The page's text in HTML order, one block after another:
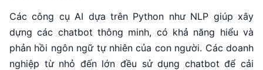
Các công cụ AI dựa trên Python như NLP giúp xây
dựng các chatbot thông minh, có khả năng hiểu và
phản hồi ngôn ngữ tự nhiên của con người. Các doanh
nghiệp từ nhỏ đến lớn đều sử dụng chatbot để cải